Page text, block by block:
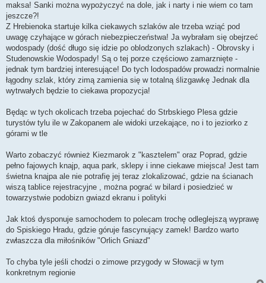
maksa! Sanki można wypożyczyć na dole, jak i narty i nie wiem co tam
jeszcze?!
Z Hrebienoka startuje kilka ciekawych szlaków ale trzeba wziąć pod
uwagę czyhające w górach niebezpieczeństwa! Ja wybrałam się obejrzeć
wodospady (dość długo się idzie po oblodzonych szlakach) - Obrovsky i
Studenowskie Wodospady! Są o tej porze częściowo zamarznięte -
jednak tym bardziej interesujące! Do tych lodospadów prowadzi normalnie
łągodny szlak, który zimą zamienia się w totalną ślizgawkę Jednak dla
wytrwałych będzie to ciekawa propozycja!
Będąc w tych okolicach trzeba pojechać do Strbskiego Plesa gdzie
turystów tylu ile w Zakopanem ale widoki urzekające, no i to jeziorko z
górami w tle
Warto zobaczyć również Kiezmarok z "kasztelem" oraz Poprad, gdzie
pełno fajowych knajp, aqua park, sklepy i inne ciekawe miejsca! Jest tam
świetna knajpa ale nie potrafię jej teraz zlokalizować, gdzie na ścianach
wiszą tablice rejestracyjne , można pograć w bilard i posiedzieć w
towarzystwie podobizn gwiazd ekranu i polityki
Jak ktoś dysponuje samochodem to polecam trochę odleglejszą wyprawę
do Spiskiego Hradu, gdzie góruje fascynujący zamek! Bardzo warto
zwłaszcza dla miłośników "Orlich Gniazd"
To chyba tyle jeśli chodzi o zimowe przygody w Słowacji w tym
konkretnym regionie